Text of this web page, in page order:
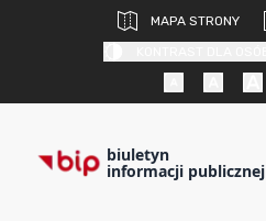
MAPA STRONY
biuletyn
informacji publicznej